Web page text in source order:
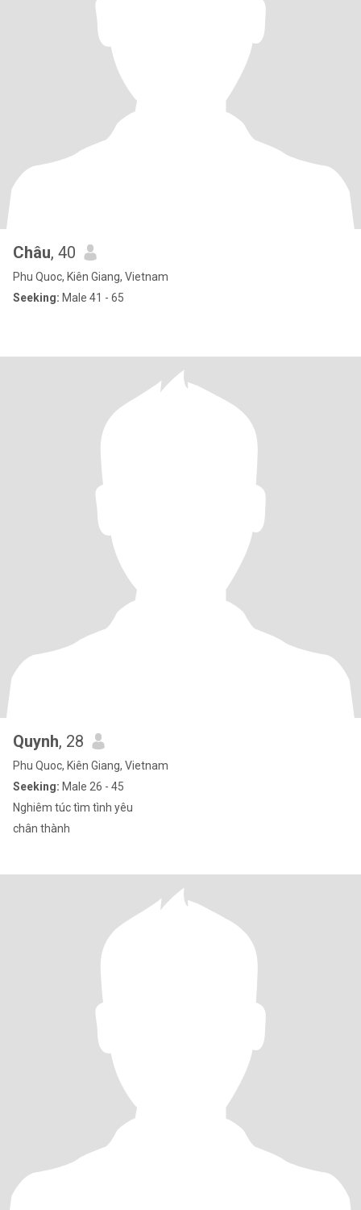
Châu, 40
Phu Quoc, Kiên Giang, Vietnam
Seeking: Male 41 - 65
Quynh, 28
Phu Quoc, Kiên Giang, Vietnam
Seeking: Male 26 - 45
Nghiêm túc tìm tình yêu
chân thành